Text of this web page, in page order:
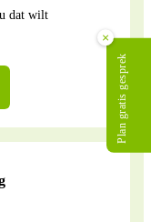
dat wilt
×
Plan gratis gesprek